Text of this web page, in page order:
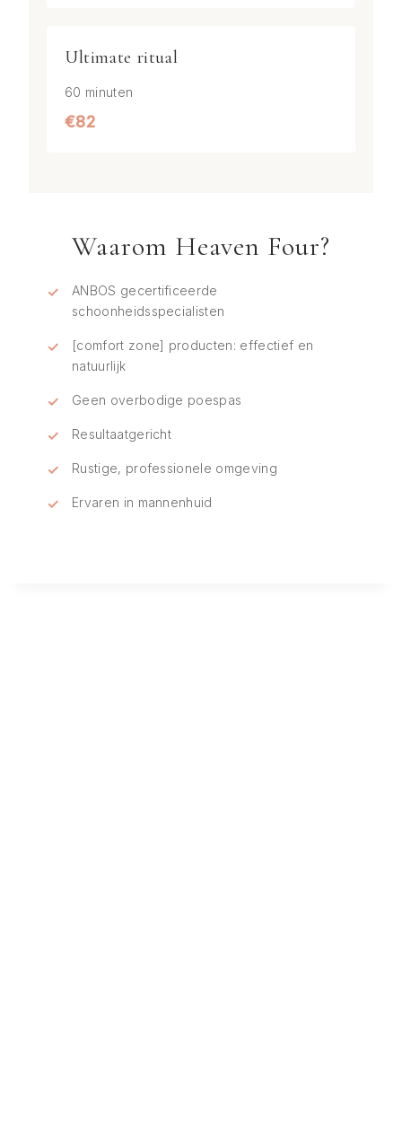
Ultimate ritual
60 minuten
€82
Waarom Heaven Four?
ANBOS gecertificeerde
schoonheidsspecialisten
[comfort zone] producten: effectief en
natuurlijk
Geen overbodige poespas
Resultaatgericht
Rustige, professionele omgeving
Ervaren in mannenhuid